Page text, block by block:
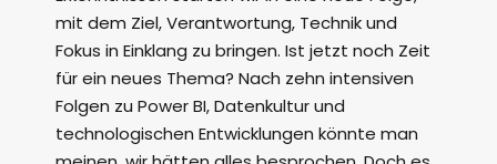
mit dem Ziel, Verantwortung, Technik und
Fokus in Einklang zu bringen. Ist jetzt noch Zeit
für ein neues Thema? Nach zehn intensiven
Folgen zu Power BI, Datenkultur und
technologischen Entwicklungen könnte man